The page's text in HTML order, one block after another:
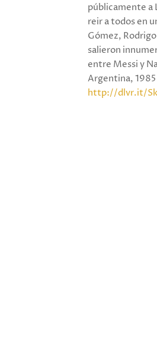
públicamente a
reir a todos en
Gómez,
salieron
entre Messi y
Argentina,
http://dlvr.it/